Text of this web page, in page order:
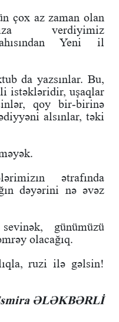
çox az zaman olan
verdiyimiz
Yeni il
da yazsınlar. Bu,
istəkləridir, uşaqlar
qoy bir-birinə
alsınlar, təki
ətrafında
dəyərini nə əvəz
günümüzü
olacağıq.
ruzi ilə gəlsin!
ƏLƏKBƏRLİ